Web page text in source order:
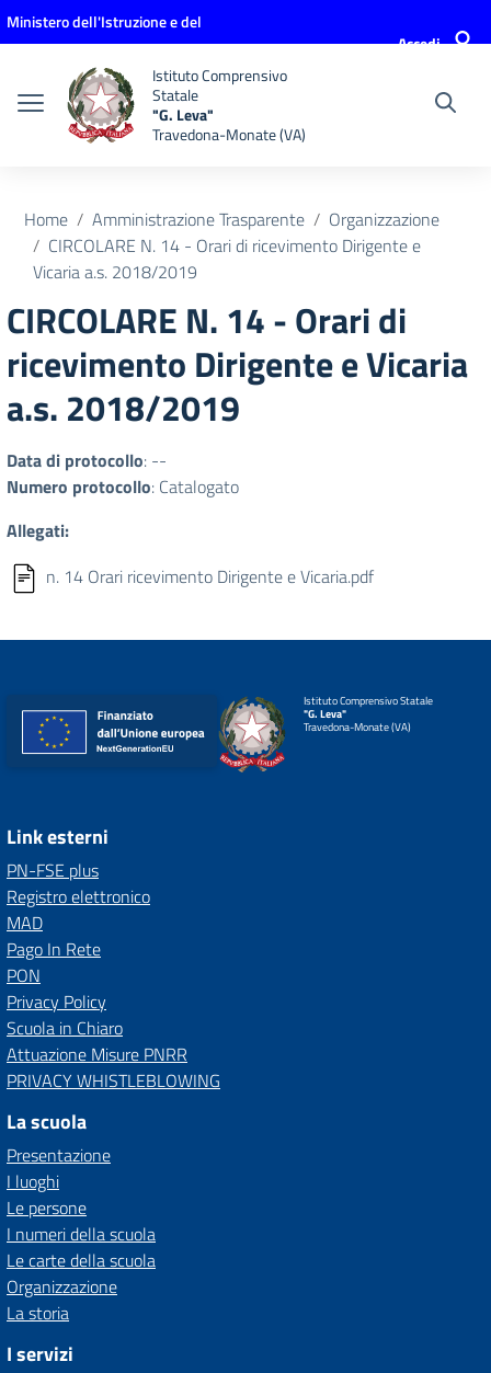
Vai ai contenuti
Vai al menu di navigazione
Vai al footer
Ministero dell'Istruzione e del
Accedi
Istituto Comprensivo
Statale
"G. Leva"
Travedona-Monate (VA)
Home Amministrazione Trasparente
Organizzazione
CIRCOLARE N. 14 - Orari di ricevimento Dirigente e
Vicaria a.s. 2018/2019
CIRCOLARE N. 14 - Orari di
ricevimento Dirigente e Vicaria
a.s. 2018/2019
Data di protocollo: --
Numero protocollo: Catalogato
Allegati:
n. 14 Orari ricevimento Dirigente e Vicaria.pdf
Istituto Comprensivo Statale
"G. Leva"
Travedona-Monate (VA)
Link esterni
PN-FSE plus
Registro elettronico
MAD
Pago In Rete
PON
Privacy Policy
Scuola in Chiaro
Attuazione Misure PNRR
PRIVACY WHISTLEBLOWING
La scuola
Presentazione
I luoghi
Le persone
I numeri della scuola
Le carte della scuola
Organizzazione
La storia
I servizi